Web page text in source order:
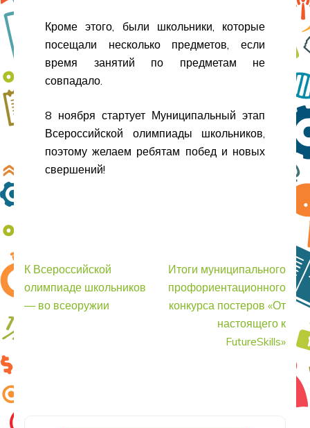
Кроме этого, были школьники, которые
посещали несколько предметов, если
время занятий по предметам не
совпадало.
8 ноября стартует Муниципальный этап
Всероссийской олимпиады школьников,
поэтому желаем ребятам побед и новых
свершений!
Навигация
по
записям
К Всероссийской
олимпиаде школьников
— во всеоружии
Итоги муниципального
профориентационного
конкурса постеров «От
настоящего к
FutureSkills»